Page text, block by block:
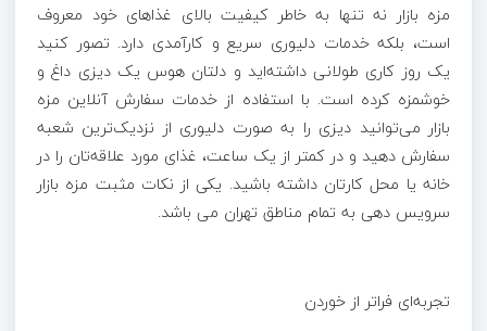
مزه بازار نه تنها به خاطر کیفیت بالای غذاهای خود معروف
است، بلکه خدمات دلیوری سریع و کارآمدی دارد. تصور کنید
یک روز کاری طولانی داشته‌اید و دلتان هوس یک دیزی داغ و
خوشمزه کرده است. با استفاده از خدمات سفارش آنلاین مزه
بازار می‌توانید دیزی را به صورت دلیوری از نزدیک‌ترین شعبه
سفارش دهید و در کمتر از یک ساعت، غذای مورد علاقه‌تان را در
خانه یا محل کارتان داشته باشید. یکی از نکات مثبت مزه بازار
سرویس دهی به تمام مناطق تهران می باشد.
تجربه‌ای فراتر از خوردن